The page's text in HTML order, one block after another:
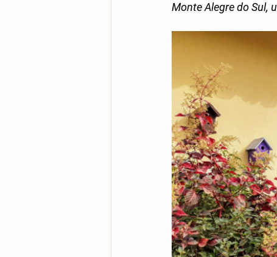
Monte Alegre do Sul,